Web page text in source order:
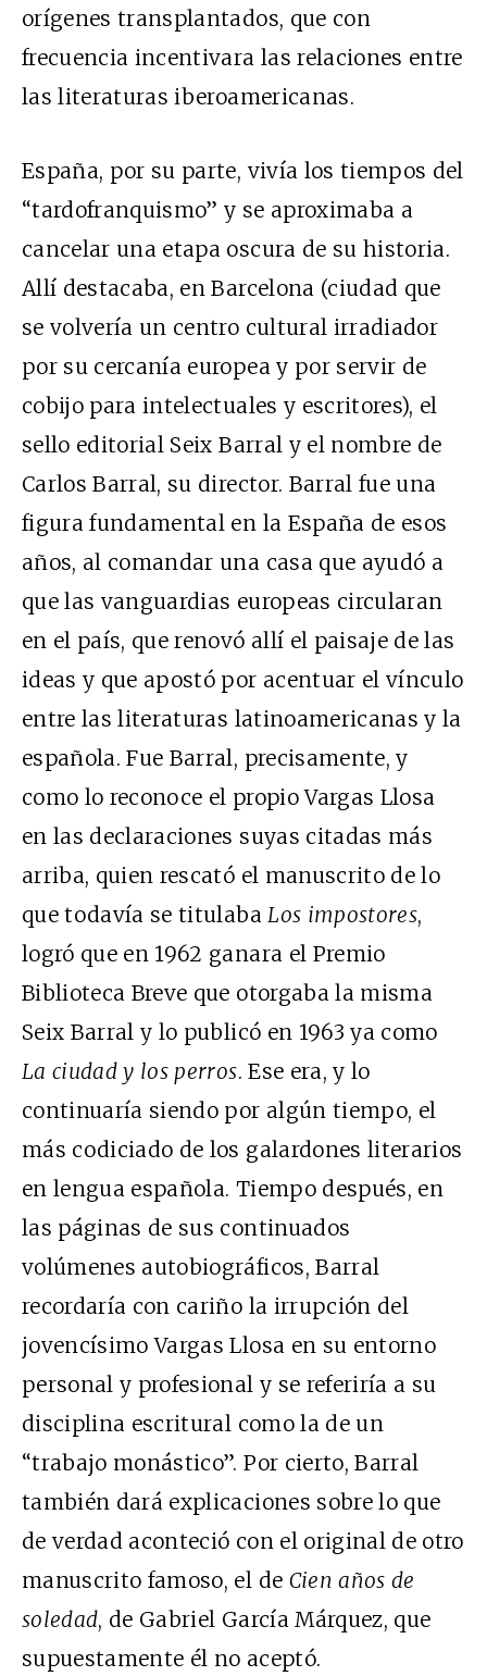
orígenes transplantados, que con
frecuencia incentivara las relaciones entre
las literaturas iberoamericanas.
España, por su parte, vivía los tiempos del
“tardofranquismo” y se aproximaba a
cancelar una etapa oscura de su historia.
Allí destacaba, en Barcelona (ciudad que
se volvería un centro cultural irradiador
por su cercanía europea y por servir de
cobijo para intelectuales y escritores), el
sello editorial Seix Barral y el nombre de
Carlos Barral, su director. Barral fue una
figura fundamental en la España de esos
años, al comandar una casa que ayudó a
que las vanguardias europeas circularan
en el país, que renovó allí el paisaje de las
ideas y que apostó por acentuar el vínculo
entre las literaturas latinoamericanas y la
española. Fue Barral, precisamente, y
como lo reconoce el propio Vargas Llosa
en las declaraciones suyas citadas más
arriba, quien rescató el manuscrito de lo
que todavía se titulabaLos impostores,
logró que en 1962 ganara el Premio
Biblioteca Breve que otorgaba la misma
Seix Barral y lo publicó en 1963 ya como
La ciudad y los perros. Ese era, y lo
continuaría siendo por algún tiempo, el
más codiciado de los galardones literarios
en lengua española. Tiempo después, en
las páginas de sus continuados
volúmenes autobiográficos, Barral
recordaría con cariño la irrupción del
jovencísimo Vargas Llosa en su entorno
personal y profesional y se referiría a su
disciplina escritural como la de un
“trabajo monástico”. Por cierto, Barral
también dará explicaciones sobre lo que
de verdad aconteció con el original de otro
manuscrito famoso, el de Cien años de
soledad, de Gabriel García Márquez, que
supuestamente él no aceptó.